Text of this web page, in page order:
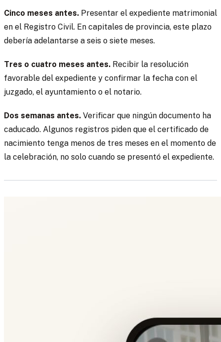
Cinco meses antes. Presentar el expediente matrimonial
en el Registro Civil. En capitales de provincia, este plazo
debería adelantarse a seis o siete meses.
Tres o cuatro meses antes. Recibir la resolución
favorable del expediente y confirmar la fecha con el
juzgado, el ayuntamiento o el notario.
Dos semanas antes. Verificar que ningún documento ha
caducado. Algunos registros piden que el certificado de
nacimiento tenga menos de tres meses en el momento de
la celebración, no solo cuando se presentó el expediente.